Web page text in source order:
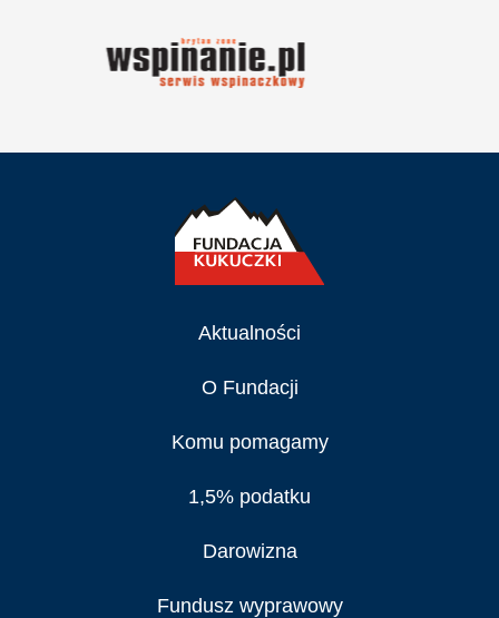
Aktualności
O Fundacji
Komu pomagamy
1,5% podatku
Darowizna
Fundusz wyprawowy